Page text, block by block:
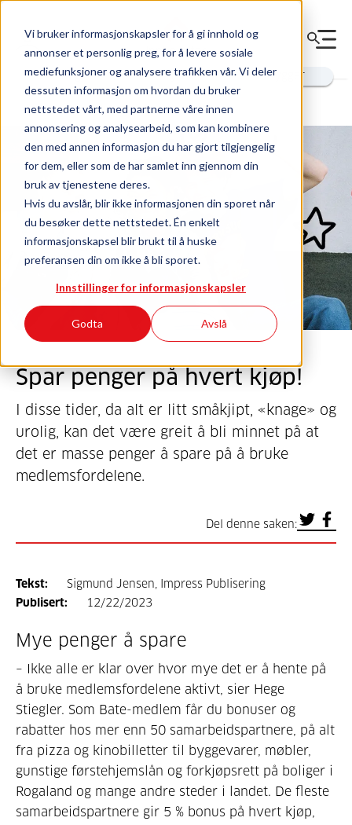
Vi bruker informasjonskapsler for å gi innhold og
annonser et personlig preg, for å levere sosiale
mediefunksjoner og analysere trafikken vår. Vi deler
dessuten informasjon om hvordan du bruker
nettstedet vårt, med partnerne våre innen
annonsering og analysearbeid, som kan kombinere
den med annen informasjon du har gjort tilgjengelig
for dem, eller som de har samlet inn gjennom din
bruk av tjenestene deres.
Hvis du avslår, blir ikke informasjonen din sporet når
du besøker dette nettstedet. Én enkelt
informasjonskapsel blir brukt til å huske
preferansen din om ikke å bli sporet.
Innstillinger for informasjonskapsler
Godta Avslå
Innhold for
deg styret utbygger
Spar penger på hvert kjøp!
I disse tider, da alt er litt småkjipt, «knage» og
urolig, kan det være greit å bli minnet på at
det er masse penger å spare på å bruke
medlemsfordelene.
Del denne saken:
Tekst:
Sigmund Jensen, Impress Publisering
Publisert:
12/22/2023
Mye penger å spare
– Ikke alle er klar over hvor mye det er å hente på
å bruke medlems­fordelene aktivt, sier Hege
Stiegler. Som Bate-medlem får du bonuser og
rabatter hos mer enn 50 sam­arbeids­partnere, på alt
fra pizza og kino­billetter til bygge­varer, møbler,
gunstige første­hjems­lån og for­kjøps­rett på boliger i
Rogaland og mange andre steder i landet. De fleste
samarbeidspartnere gir 5 % bonus på hvert kjøp,